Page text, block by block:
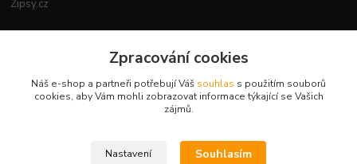
Zipsy.cz
+420774877333
obchod@zipsy.cz
Zpracování cookies
Náš e-shop a partneři potřebují Váš souhlas s použitím souborů
cookies, aby Vám mohli zobrazovat informace týkající se Vašich
zájmů.
Nastavení Souhlasím